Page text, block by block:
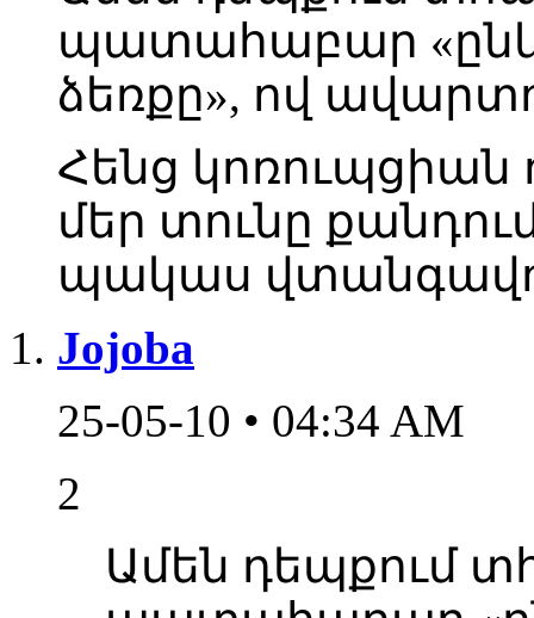
պատահաբար
ձեռքը», ով
Հենց կոռուպցիան
մեր տունը
պակաս
Jojoba
25-05-10 • 04:34 AM
2
Ամեն դեպքում